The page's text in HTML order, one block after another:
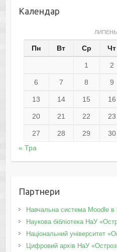
Календар
ЛИПЕНЬ
Пн Вт Ср Чт
1 2
6 7 8 9
13 14 15 16
20 21 22 23
27 28 29 30
« Тра
Партнери
Навчальна система Moodle
Наукова бібліотека НаУ
Національний університет
Цифровий архів НаУ